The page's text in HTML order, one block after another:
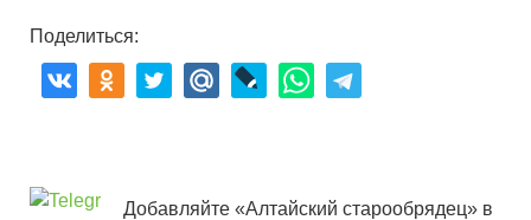
Поделиться:
Добавляйте «Алтайский старообрядец» в